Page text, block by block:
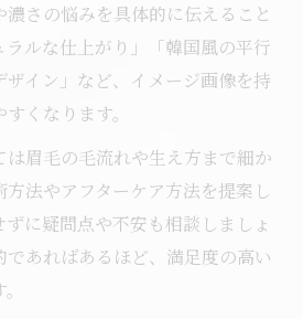
で相談できるアイブロウケア
選ぶアイブロウ施術のポイン
悩み相談がしやすいサロンの
単アイブロウケア術
心のアイブロウ自宅ケア方法
作るアイブロウメイクの基本
さの悩みを具体的に伝えること
ルな仕上がり」「韓国風の平行
イン」など、イメージ画像を持
くなります。
は眉毛の毛流れや生え方まで細か
方法やアフターケア方法を提案し
に疑問点や不安も相談しましょ
であればあるほど、満足度の高い